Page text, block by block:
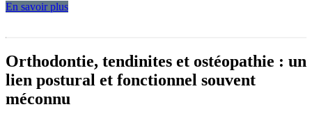
En savoir plus
Orthodontie, tendinites et ostéopathie : un
lien postural et fonctionnel souvent
méconnu